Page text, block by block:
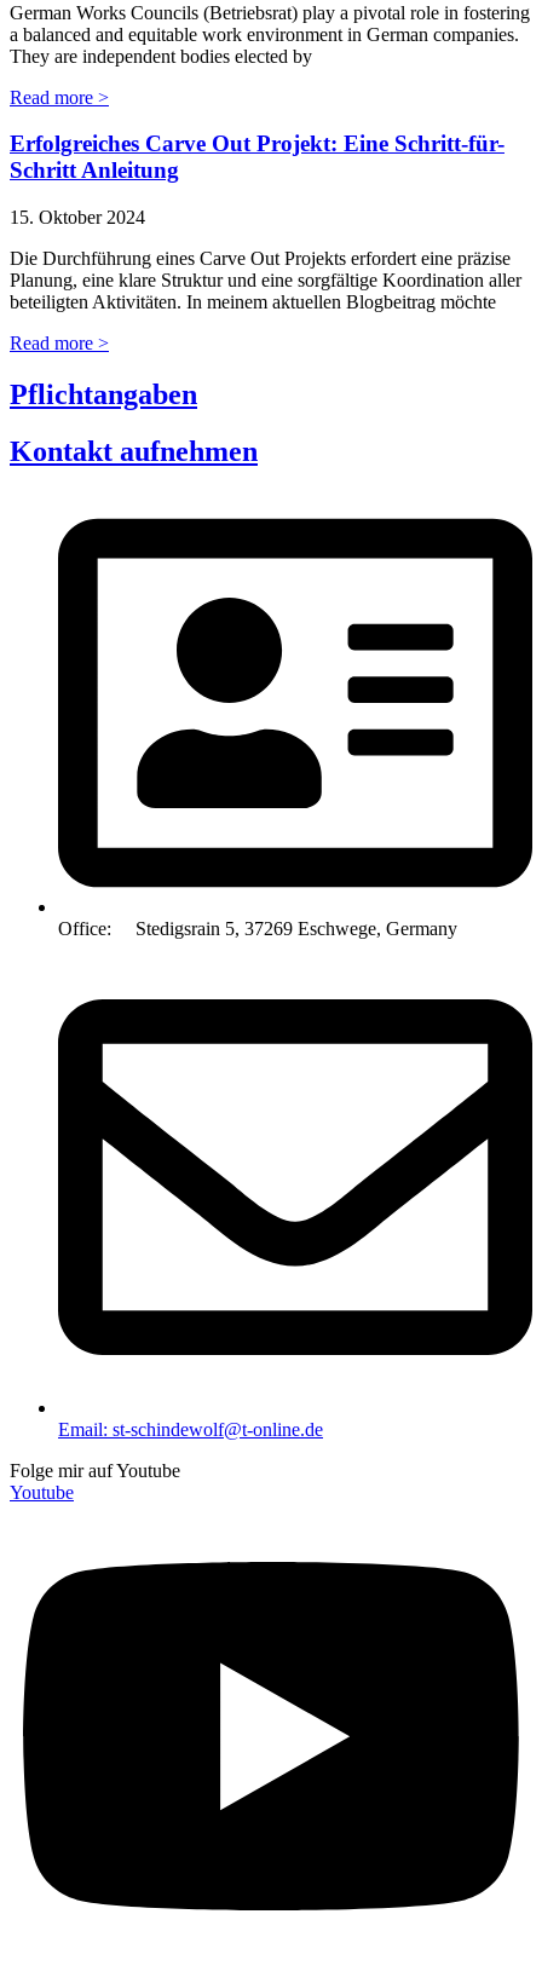
German Works Councils (Betriebsrat) play a pivotal role in fostering
a balanced and equitable work environment in German companies.
They are independent bodies elected by
Read more >
Erfolgreiches Carve Out Projekt: Eine Schritt-für-
Schritt Anleitung
15. Oktober 2024
Die Durchführung eines Carve Out Projekts erfordert eine präzise
Planung, eine klare Struktur und eine sorgfältige Koordination aller
beteiligten Aktivitäten. In meinem aktuellen Blogbeitrag möchte
Read more >
Pflichtangaben
Kontakt aufnehmen
Office: Stedigsrain 5, 37269 Eschwege, Germany
Email: st-schindewolf@t-online.de
Folge mir auf Youtube
Youtube